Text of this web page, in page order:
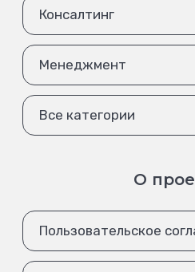
Консалтинг
Менеджмент
Все категории
О
Пользовательское